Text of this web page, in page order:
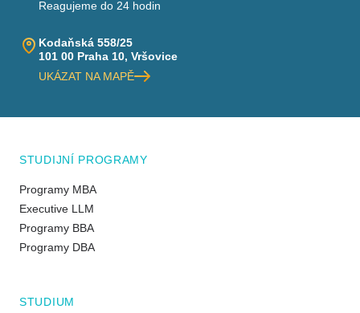
Reagujeme do 24 hodin
Kodaňská 558/25
101 00 Praha 10, Vršovice
UKÁZAT NA MAPĚ
STUDIJNÍ PROGRAMY
Programy MBA
Executive LLM
Programy BBA
Programy DBA
STUDIUM